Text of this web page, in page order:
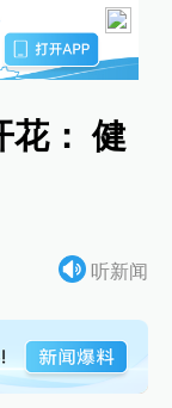
花： 健
听新闻